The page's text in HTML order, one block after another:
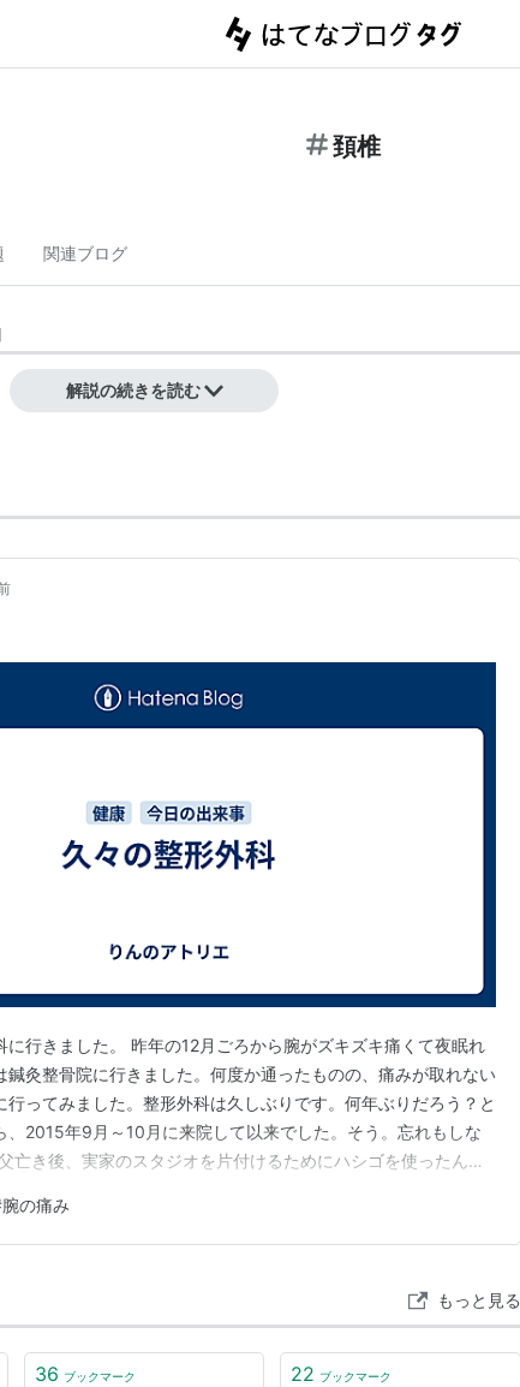
頚椎
関連ブログ
解説の続きを読む
に行きました。 昨年の12月ごろから腕がズキズキ痛くて夜眠れ
鍼灸整骨院に行きました。何度か通ったものの、痛みが取れない
行ってみました。整形外科は久しぶりです。何年ぶりだろう？と
、2015年9月～10月に来院して以来でした。そう。忘れもしな
亡き後、実家のスタジオを片付けるためにハシゴを使ったんで
めに飛び降りたら着地失敗→靭帯損傷→ギプス生活。そのときの
腕の痛み
もっと見る
36 ブックマーク 22 ブックマーク